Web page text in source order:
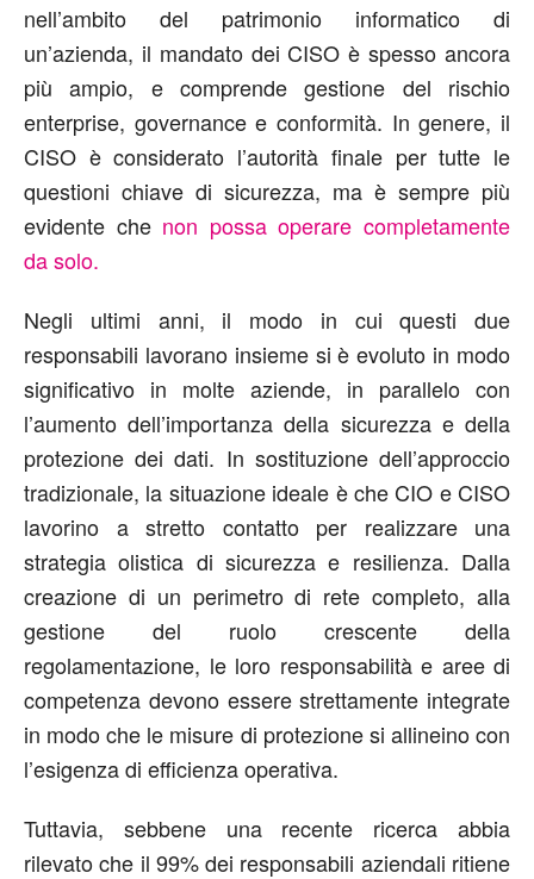
nell’ambito del patrimonio informatico di
un’azienda, il mandato dei CISO è spesso ancora
più ampio, e comprende gestione del rischio
enterprise, governance e conformità. In genere, il
CISO è considerato l’autorità finale per tutte le
questioni chiave di sicurezza, ma è sempre più
evidente che non possa operare completamente
da solo.
Negli ultimi anni, il modo in cui questi due
responsabili lavorano insieme si è evoluto in modo
significativo in molte aziende, in parallelo con
l’aumento dell’importanza della sicurezza e della
protezione dei dati. In sostituzione dell’approccio
tradizionale, la situazione ideale è che CIO e CISO
lavorino a stretto contatto per realizzare una
strategia olistica di sicurezza e resilienza. Dalla
creazione di un perimetro di rete completo, alla
gestione del ruolo crescente della
regolamentazione, le loro responsabilità e aree di
competenza devono essere strettamente integrate
in modo che le misure di protezione si allineino con
l’esigenza di efficienza operativa.
Tuttavia, sebbene una recente ricerca abbia
rilevato che il 99% dei responsabili aziendali ritiene